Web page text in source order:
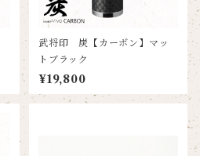
武将印 炭【カーボン】マッ
トブラック
¥19,800